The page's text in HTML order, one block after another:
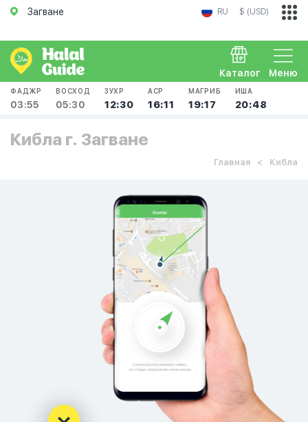
Загване RU $ (USD)
Меню
Каталог
ФАДЖР
03:55
ВОСХОД
05:30
ЗУХР
12:30
АСР
16:11
МАГРИБ
19:17
ИША
20:48
Кибла г. Загване
Главная Кибла